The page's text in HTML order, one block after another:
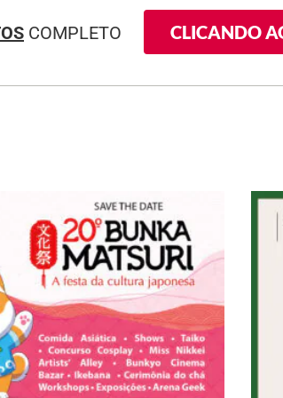
COMPLETO CLICANDO